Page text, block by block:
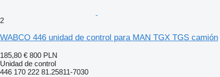
2
WABCO 446 unidad de control para MAN TGX TGS camión
185,80 € 800 PLN
Unidad de control
446 170 222 81.25811-7030